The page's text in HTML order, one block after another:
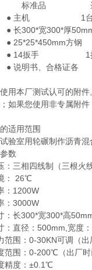
标准品 选
● 主机 1
● 长300*宽300*厚
● 25*25*450mm
● 14扳手 1
● 说明书、合格证
使用本厂测试认可的附
如果您使用非专属附件
适用范围
验室用轮碾制作沥青
数
：三相四线制（三根火
： 26℃
：1200W
：3000W
：长300*宽300*高
：直径：500mm,宽度
范围：0-30KN可调（出
范围：0-200℃（出厂时
精度：±0.1℃